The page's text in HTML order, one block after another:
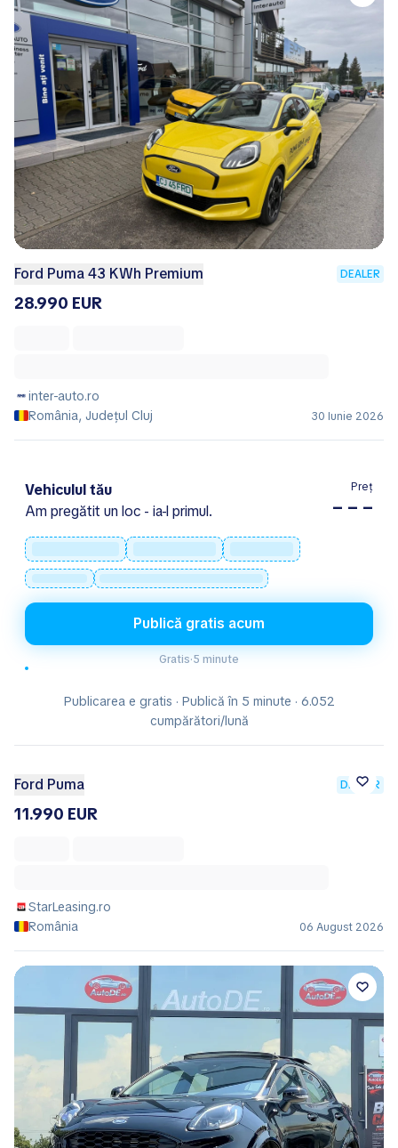
Ford Puma 43 KWh Premium DEALER
28.990 EUR
inter-auto.ro
România, Județul Cluj
30 Iunie 2026
Vehiculul tău
Am pregătit un loc - ia-l primul.
Preț
– – –
Publică gratis acum
Gratis·5 minute
Publicarea e gratis · Publică în 5 minute · 6.052
cumpărători/lună
Ford Puma DEALER
11.990 EUR
StarLeasing.ro
România
06 August 2026